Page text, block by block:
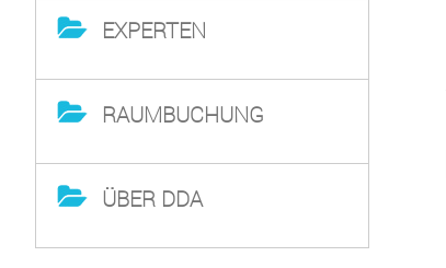
EXPERTEN
RAUMBUCHUNG
ÜBER DDA